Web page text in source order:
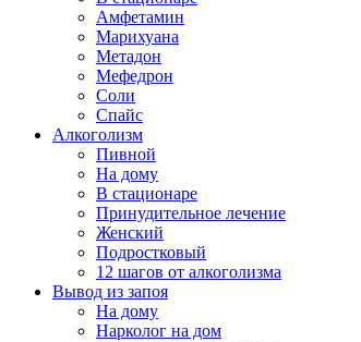
Амфетамин
Марихуана
Метадон
Мефедрон
Соли
Спайс
Алкоголизм
Пивной
На дому
В стационаре
Принудительное лечение
Женский
Подростковый
12 шагов от алкоголизма
Вывод из запоя
На дому
Нарколог на дом